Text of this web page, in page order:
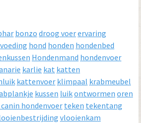
bonzo droog voerervaring
hond honden hondenbed
Hondenmand hondenvoer
karlie kat katten
kattenvoer klimpaal krabmeubel
kussen luikontwormen oren
hondenvoer teken tekentang
vlooienkam